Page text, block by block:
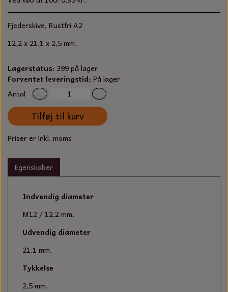
DYBEL
OLIE TIL SMÅMOTORER & HAVEMASKINER
TÆNDRØR
SPÆNDEBÅND
BENSINSLANGE OG FILTRE
UNIVERSAL KABLER OG TILBEHØR
UNIVERSAL REMSKIVER OG STYRERULLER
KÆDER TIL MOTORSAV
SMERGELLÆRRED
GAVEKORT
STIKSAV KLINGER
BATTERILADEAPPARAT
KNIVE OG TILBEHØR
ARBEJDSLYS
MEJSLER
VÆRKTØJSSÆT
Fjederskive, Rustfri A2
12,2 x 21,1 x 2,5 mm.
Lagerstatus: 399 på lager
Forventet leveringstid: På lager
Antal
Tilføj til kurv
Priser er inkl. moms
Egenskaber
Indvendig diameter
M12 / 12,2 mm.
Udvendig diameter
21,1 mm.
Tykkelse
2,5 mm.